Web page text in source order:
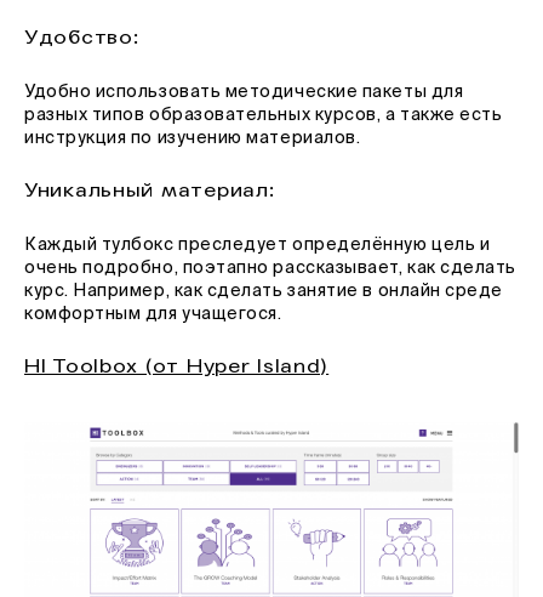
Удобство:
Удобно использовать методические пакеты для
разных типов образовательных курсов, а также есть
инструкция по изучению материалов.
Уникальный материал:
Каждый тулбокс преследует определённую цель и
очень подробно, поэтапно рассказывает, как сделать
курс. Например, как сделать занятие в онлайн среде
комфортным для учащегося.
HI Toolbox (от Hyper Island)